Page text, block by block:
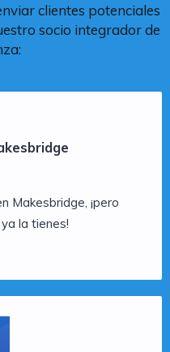
clientes potenciales
socio integrador de
Makesbridge, ¡pero
la tienes!